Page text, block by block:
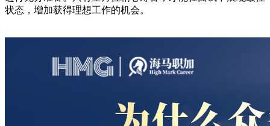
状态，增加获得理想工作的机会。